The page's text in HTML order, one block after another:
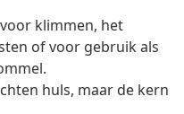
klimmen, het
of voor gebruik als
huls, maar de kern